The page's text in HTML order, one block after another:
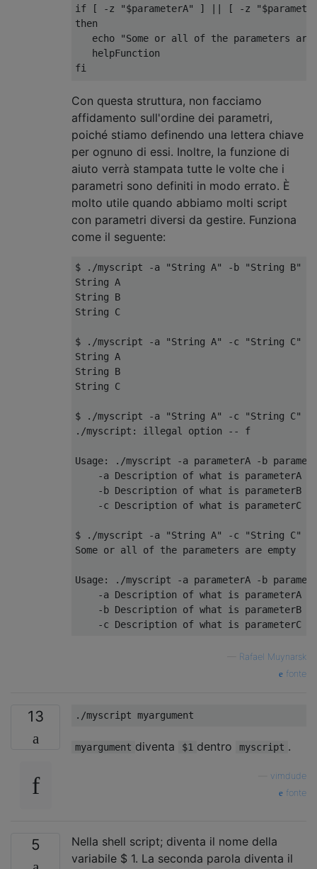
if
[ -z "$parameterA" ] || [ -z
then
   echo
"Some or all of the parameters are
fi
# Begin script in case all parameters are
echo
"$parameterA"
"$parameterB"
echo "$parameterC"
Con questa struttura, non facciamo
affidamento sull'ordine dei parametri,
poiché stiamo definendo una lettera chiave
per ognuno di essi. Inoltre, la funzione di
aiuto verrà stampata tutte le volte che i
parametri sono definiti in modo errato. È
molto utile quando abbiamo molti script
con parametri diversi da gestire. Funziona
come il seguente:
$ ./myscript -a "String A" -b "String B"
String
String
String C
$ ./myscript -a "String A" -c "String C"
String
String
String C
$ ./myscript -a "String A" -c "String C"
./myscript : illegal option -- f
Usage: ./myscript -a parameterA -b
-a Description of what is parameterA
-b Description of what is parameterB
-c Description of what is parameterC
$ ./myscript -a "String A" -c
"String C"
Some or all of the parameters are empty
Usage: ./myscript -a parameterA -b
-a Description of what is parameterA
-b Description of what is parameterB
-c Description of what is parameterC
Rafael Muynarsk
fonte
13 ./myscript myargument
myargument diventa $1 dentro myscript .
vimdude
fonte
5
Nella shell script; diventa il nome della
variabile $ 1. La seconda parola diventa il